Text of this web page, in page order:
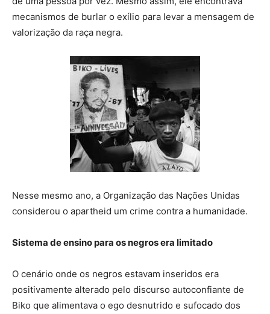
mecanismos de burlar o exílio para levar a mensagem de
valorização da raça negra.
Nesse mesmo ano, a Organização das Nações Unidas
considerou o apartheid um crime contra a humanidade.
Sistema de ensino para os negros era limitado
O cenário onde os negros estavam inseridos era
positivamente alterado pelo discurso autoconfiante de
Biko que alimentava o ego desnutrido e sufocado dos